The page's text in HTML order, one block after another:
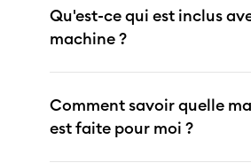
Qu'est-ce qui est inclus
machine ?
Comment savoir quelle
est faite pour moi ?